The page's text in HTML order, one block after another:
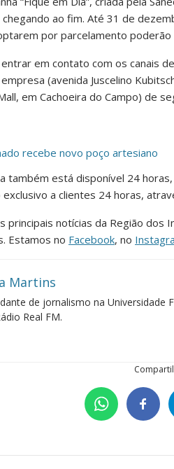
ao fim. Até 31 de
por parcelamento
em contato com os canais
(avenida Juscelino
em Cachoeira do Campo) de
recebe novo poço artesiano
também está disponível 24
a clientes 24 horas,
notícias da Região dos
Estamos no Facebook, no
Martins
de jornalismo na Universidade
Real FM.